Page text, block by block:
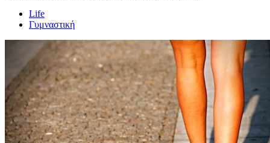
Life
Γυμναστική